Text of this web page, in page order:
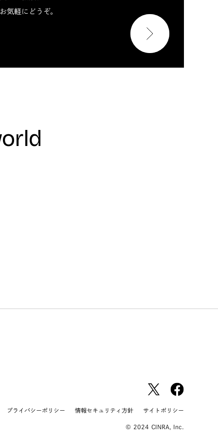
気軽にどうぞ。
プライバシーポリシー 情報セキュリティ方針 サイトポリシー
© 2024 CINRA, Inc.